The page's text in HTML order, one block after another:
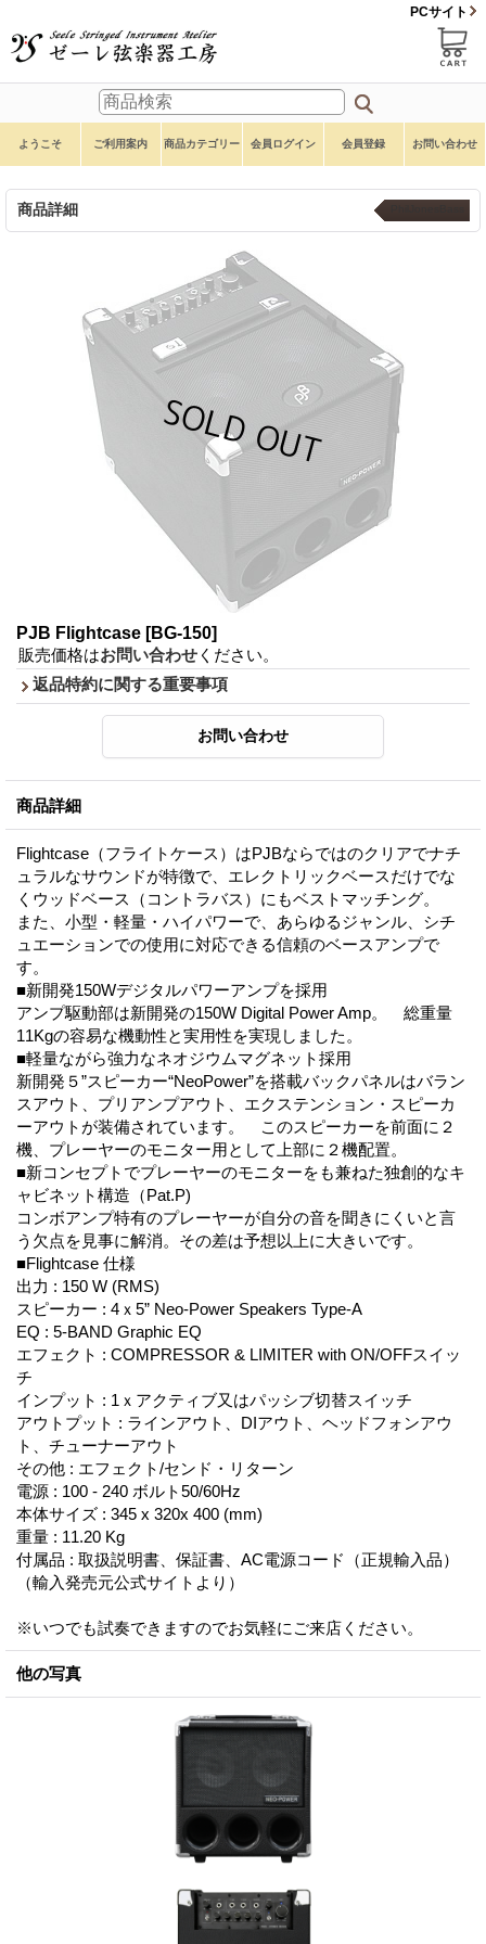
PCサイト
ようこそ ご利用案内 商品カテゴリー 会員ログイン 会員登録 お問い合わせ
商品詳細
PJB Flightcase [BG-150]
販売価格はお問い合わせ ください。
返品特約に関する重要事項
商品詳細
Flightcase（フライトケース）はPJBならではのクリアでナチ
ュラルなサウンドが特徴で、エレクトリックベースだけでな
くウッドベース（コントラバス）にもベストマッチング。
また、小型・軽量・ハイパワーで、あらゆるジャンル、シチ
ュエーションでの使用に対応できる信頼のベースアンプで
す。
■新開発150Wデジタルパワーアンプを採用
アンプ駆動部は新開発の150W Digital Power Amp。 総重量
11Kgの容易な機動性と実用性を実現しました。
■軽量ながら強力なネオジウムマグネット採用
新開発５”スピーカー“NeoPower”を搭載バックパネルはバラン
スアウト、プリアンプアウト、エクステンション・スピーカ
ーアウトが装備されています。 このスピーカーを前面に２
機、プレーヤーのモニター用として上部に２機配置。
■新コンセプトでプレーヤーのモニターをも兼ねた独創的なキ
ャビネット構造（Pat.P)
コンボアンプ特有のプレーヤーが自分の音を聞きにくいと言
う欠点を見事に解消。その差は予想以上に大きいです。
■Flightcase 仕様
出力 : 150 W (RMS)
スピーカー : 4ｘ5” Neo-Power Speakers Type-A
EQ : 5-BAND Graphic EQ
エフェクト : COMPRESSOR & LIMITER with ON/OFFスイッ
チ
インプット : 1ｘアクティブ又はパッシブ切替スイッチ
アウトプット : ラインアウト、DIアウト、ヘッドフォンアウ
ト、チューナーアウト
その他 : エフェクト/センド・リターン
電源 : 100 - 240 ボルト50/60Hz
本体サイズ : 345 x 320x 400 (mm)
重量 : 11.20 Kg
付属品 : 取扱説明書、保証書、AC電源コード（正規輸入品）
（輸入発売元公式サイトより）
※いつでも試奏できますのでお気軽にご来店ください。
他の写真